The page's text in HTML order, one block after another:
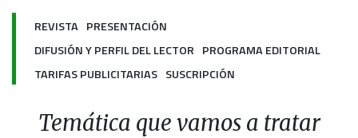
REVISTA PRESENTACIÓN
DIFUSIÓN Y PERFIL DEL LECTOR PROGRAMA EDITORIAL
TARIFAS PUBLICITARIAS SUSCRIPCIÓN
Temática que vamos a tratar